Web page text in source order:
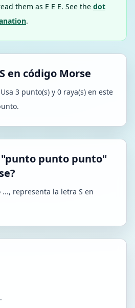
them as E E E. See the dot
.
en código Morse
3 punto(s) y 0 raya(s) en este
"punto punto punto"
representa la letra S en